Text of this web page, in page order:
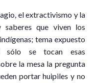
el extractivismo y la
saberes que viven los
tema expuesto
sólo se tocan esas
la mesa la pregunta
portar huipiles y no